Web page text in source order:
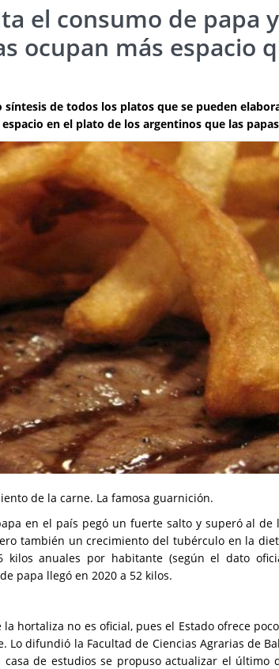
el consumo de papa
ocupan más espacio
síntesis de todos los platos que se pueden
en el plato de los argentinos que las
de la carne. La famosa guarnición.
en el país pegó un fuerte salto y superó al de
también un crecimiento del tubérculo en la
kilos anuales por habitante (según el dato
papa llegó en 2020 a 52 kilos.
hortaliza no es oficial, pues el Estado ofrece
Lo difundió la Facultad de Ciencias Agrarias de
de estudios se propuso actualizar el último